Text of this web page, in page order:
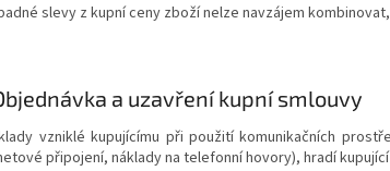
slevy z kupní ceny zboží nelze navzájem
a uzavření kupní smlouvy
vzniklé kupujícímu při použití komunikačních
připojení, náklady na telefonní hovory), hradí